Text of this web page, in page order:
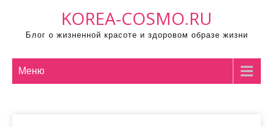
KOREA-COSMO.RU
Блог о жизненной красоте и здоровом образе жизни
Меню